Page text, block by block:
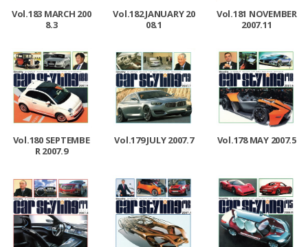
Vol.183 MARCH 200
8.3
Vol.182 JANUARY 20
08.1
Vol.181 NOVEMBER
2007.11
Vol.180 SEPTEMBE
R 2007.9
Vol.179 JULY 2007.7 Vol.178 MAY 2007.5